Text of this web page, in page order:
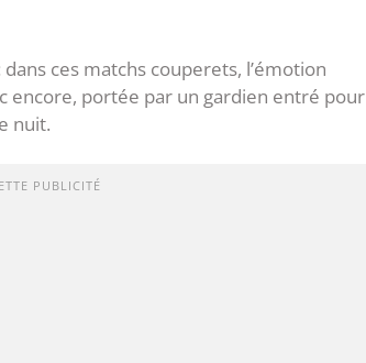
ces matchs couperets, l’émotion
encore, portée par un gardien entré pour
nuit.
PUBLICITÉ